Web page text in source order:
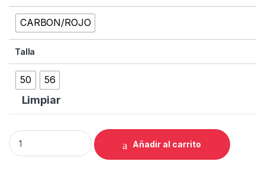
CARBON/ROJO
Talla
50 56
Limpiar
BICICLETA CUBE NUROAD C:62 PRO CARBON N RED 28 50
Añadir al carrito